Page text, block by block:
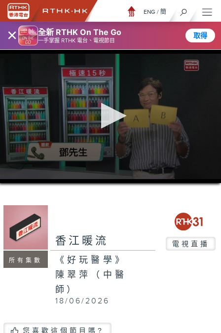
× 全新 RTHK On The Go
一手掌握 RTHK 電台、電視節目
取得
ENG / 簡
0
seconds
seconds
所有集數
香江暖流 電視直播
《好玩醫學》
陳翠萍（中醫
師）
18/06/2026
您喜歡這個節目嗎?